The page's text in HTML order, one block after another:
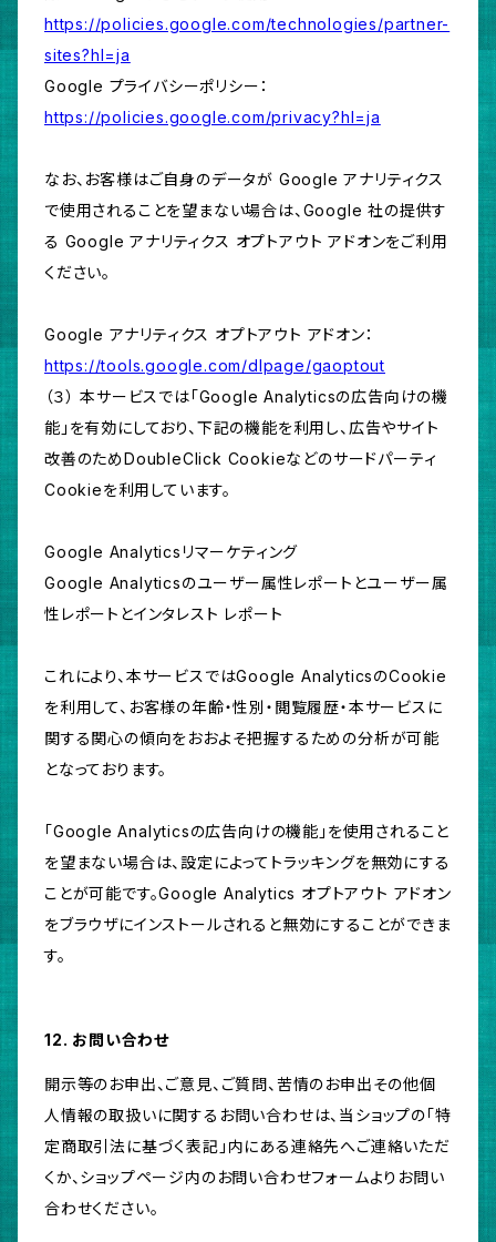
https://policies.google.com/technologies/partner-
sites?hl=ja
Google プライバシーポリシー：
https://policies.google.com/privacy?hl=ja
なお、お客様はご自身のデータが Google アナリティクス
で使用されることを望まない場合は、Google 社の提供す
る Google アナリティクス オプトアウト アドオンをご利用
ください。
Google アナリティクス オプトアウト アドオン：
https://tools.google.com/dlpage/gaoptout
（３） 本サービスでは「Google Analyticsの広告向けの機
能」を有効にしており、下記の機能を利用し、広告やサイト
改善のためDoubleClick Cookieなどのサードパーティ
Cookieを利用しています。
Google Analyticsリマーケティング
Google Analyticsのユーザー属性レポートとユーザー属
性レポートとインタレスト レポート
これにより、本サービスではGoogle AnalyticsのCookie
を利用して、お客様の年齢・性別・閲覧履歴・本サービスに
関する関心の傾向をおおよそ把握するための分析が可能
となっております。
「Google Analyticsの広告向けの機能」を使用されること
を望まない場合は、設定によってトラッキングを無効にする
ことが可能です。Google Analytics オプトアウト アドオン
をブラウザにインストールされると無効にすることができま
す。
12. お問い合わせ
開示等のお申出、ご意見、ご質問、苦情のお申出その他個
人情報の取扱いに関するお問い合わせは、当ショップの「特
定商取引法に基づく表記」内にある連絡先へご連絡いただ
くか、ショップページ内のお問い合わせフォームよりお問い
合わせください。